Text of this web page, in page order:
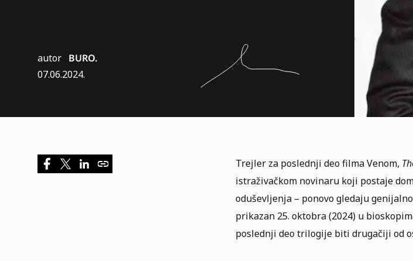
autor BURO.
07.06.2024.
Trejler za poslednji deo filma Venom,
istraživačkom novinaru koji postaje
oduševljenja – ponovo gledaju
prikazan 25. oktobra (2024) u
poslednji deo trilogije biti drugačiji od